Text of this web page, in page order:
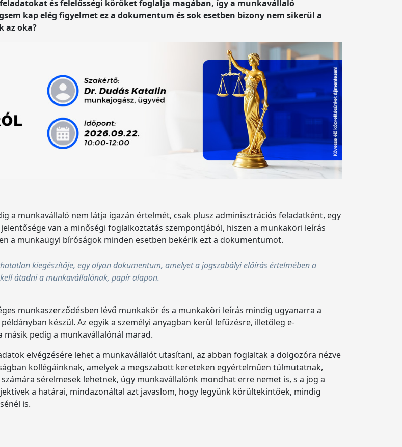
és felelősségi köröket foglalja magában, így a munkavállaló
kap elég figyelmet ez a dokumentum és sok esetben bizony nem sikerül a
az oka?
a munkavállaló nem látja igazán értelmét, csak plusz adminisztrációs feladatként, egy
van a minőségi foglalkoztatás szempontjából, hiszen a munkaköri leírás
a munkaügyi bíróságok minden esetben bekérik ezt a dokumentumot.
kiegészítője, egy olyan dokumentum, amelyet a jogszabályi előírás értelmében a
átadni a munkavállalónak, papír alapon.
munkaszerződésben lévő munkakör és a munkaköri leírás mindig ugyanarra a
készül. Az egyik a személyi anyagban kerül lefűzésre, illetőleg e-
pedig a munkavállalónál marad.
elvégzésére lehet a munkavállalót utasítani, az abban foglaltak a dolgozóra nézve
kollégáinknak, amelyek a megszabott kereteken egyértelműen túlmutatnak,
sérelmesek lehetnek, úgy munkavállalónk mondhat erre nemet is, s a jog a
a határai, mindazonáltal azt javaslom, hogy legyünk körültekintőek, mindig
is.